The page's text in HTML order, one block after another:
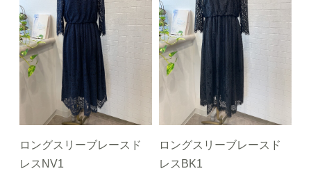
ロングスリーブレースド
レスNV1
ロングスリーブレースド
レスBK1